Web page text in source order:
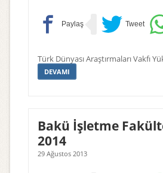
Türk Dünyası Araştırmaları Vakfı
DEVAMI
Bakü İşletme
2014
29 Ağustos 2013